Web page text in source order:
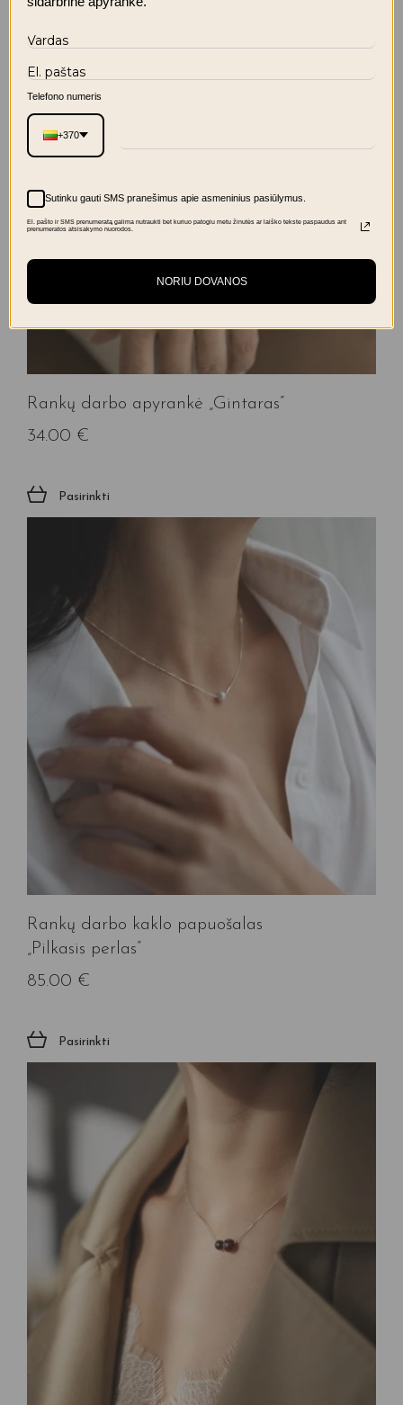
Rankų darbo apyrankė „Gintaras”
34.00 €
Pasirinkti
Rankų darbo kaklo papuošalas
„Pilkasis perlas”
85.00 €
Pasirinkti
Telefono numeris
+370
Sutinku gauti SMS pranešimus apie asmeninius pasiūlymus.
El. pašto ir SMS prenumeratą galima nutraukti bet kuriuo patogiu metu žinutės ar laiško tekste paspaudus ant
prenumeratos atsisakymo nuorodos.
NORIU DOVANOS